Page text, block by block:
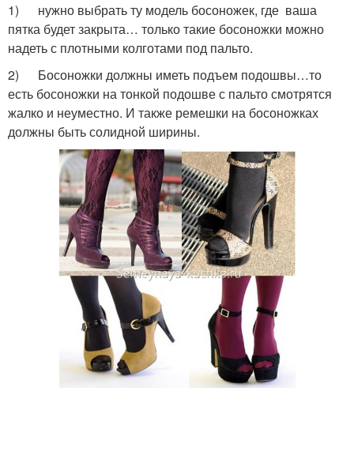
1) нужно выбрать ту модель босоножек, где ваша
пятка будет закрыта… только такие босоножки можно
надеть с плотными колготами под пальто.
2) Босоножки должны иметь подъем подошвы…то
есть босоножки на тонкой подошве с пальто смотрятся
жалко и неуместно. И также ремешки на босоножках
должны быть солидной ширины.